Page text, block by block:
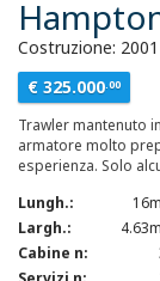
Costruzione:
€ 325.000 .00
Trawler mantenuto
armatore molto
esperienza. Solo
Generatore Mase
120 A - 7 batterie
2 x 25.000 BTU
- Dissalatore 200
poppa -
Lungh.:
Largh.:
Cabine n: